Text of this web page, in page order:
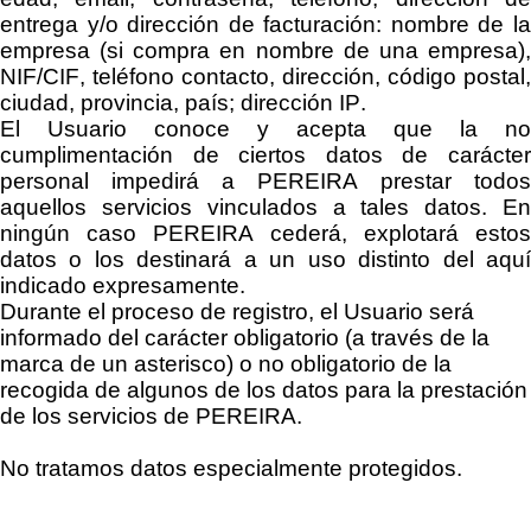
entrega y/o dirección de facturación: nombre de la
empresa (si compra en nombre de una empresa),
NIF/CIF, teléfono contacto, dirección, código postal,
ciudad, provincia, país; dirección IP.
El Usuario conoce y acepta que la no
cumplimentación de ciertos datos de carácter
personal impedirá a PEREIRA prestar todos
aquellos servicios vinculados a tales datos. En
ningún caso PEREIRA cederá, explotará estos
datos o los destinará a un uso distinto del aquí
indicado expresamente.
Durante el proceso de registro, el Usuario será
informado del carácter obligatorio (a través de la
marca de un asterisco) o no obligatorio de la
recogida de algunos de los datos para la prestación
de los servicios de PEREIRA.
No tratamos datos especialmente protegidos.